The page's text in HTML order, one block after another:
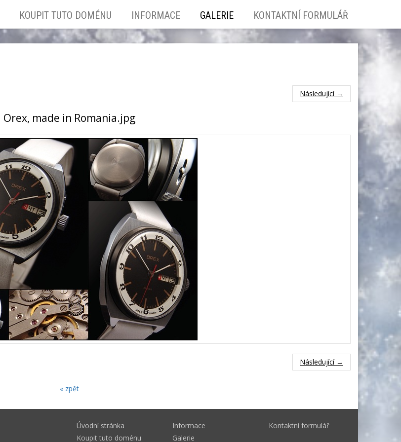
KOUPIT TUTO DOMÉNU INFORMACE GALERIE KONTAKTNÍ FORMULÁŘ
Následující →
Orex, made in Romania.jpg
Následující →
« zpět
Úvodní stránka
Koupit tuto doménu
Informace
Galerie
Kontaktní formulář